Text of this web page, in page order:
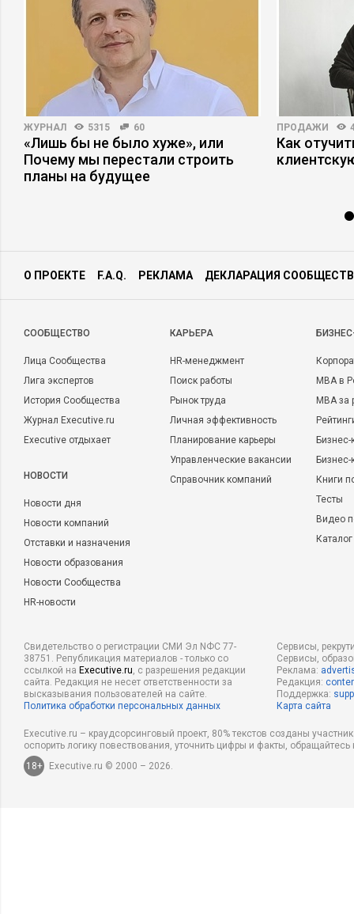
ЖУРНАЛ 5315 60
«Лишь бы не было хуже», или
Почему мы перестали строить
планы на будущее
ПРОДАЖИ
Как
О ПРОЕКТЕ F.A.Q. РЕКЛАМА ДЕКЛАРАЦИЯ
CООБЩЕСТВО
Лица Сообщества
Лига экспертов
История Сообщества
Журнал Executive.ru
Executive отдыхает
НОВОСТИ
Новости дня
Новости компаний
Отставки и назначения
Новости образования
Новости Сообщества
HR-новости
КАРЬЕРА
HR-менеджмент
Поиск работы
Рынок труда
Личная эффективность
Планирование карьеры
Управленческие вакансии
Справочник компаний
MBA в
MBA
Бизнес-
Книги
Тесты
Видео
Свидетельство о регистрации СМИ Эл NФС 77-
38751. Републикация материалов - только со
ссылкой на Executive.ru, с разрешения редакции
сайта. Редакция не несет ответственности за
высказывания пользователей на сайте.
Политика обработки персональных данных
Сервисы,
Сервисы,
Реклама:
Редакция:
Поддержка:
Карта сайта
Executive.ru – краудсорсинговый проект, 80% текстов созданы
оспорить логику повествования, уточнить цифры и факты,
18+
Executive.ru © 2000 – 2026.